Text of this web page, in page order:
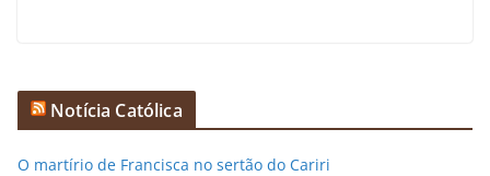
Notícia Católica
O martírio de Francisca no sertão do Cariri